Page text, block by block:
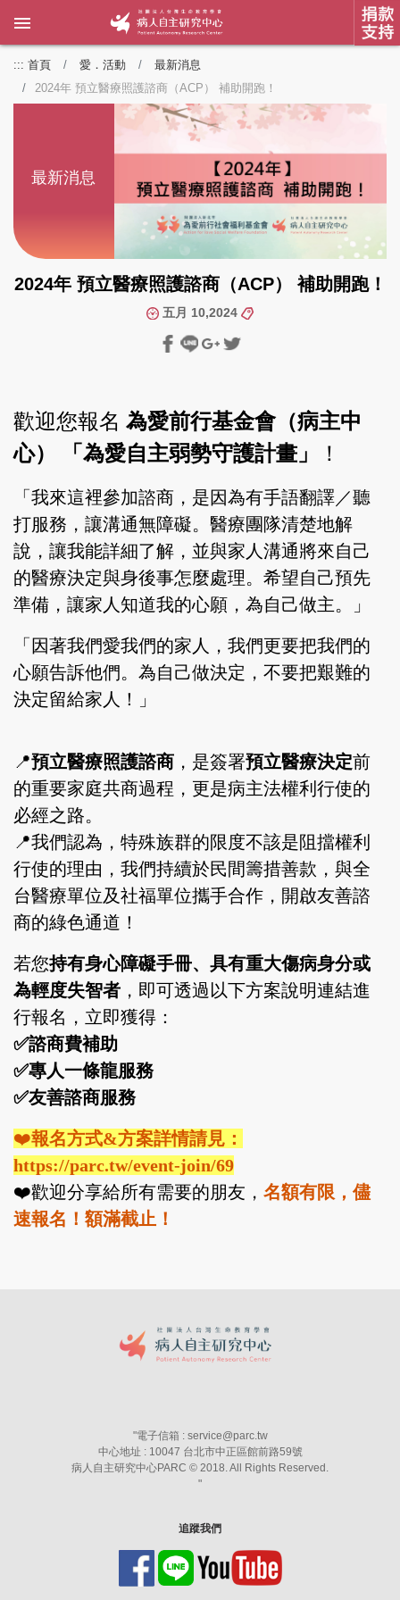
::: 首頁 愛．活動
最新消息
2024年 預立醫療照護諮商（ACP） 補助開跑！
最新消息
2024年 預立醫療照護諮商（ACP） 補助開跑！
五月 10,2024
歡迎您報名 為愛前行基金會（病主中
心） 「為愛自主弱勢守護計畫」
！
「我來這裡參加諮商，是因為有手語翻譯／聽
打服務，讓溝通無障礙。醫療團隊清楚地解
說，讓我能詳細了解，並與家人溝通將來自己
的醫療決定與身後事怎麼處理。希望自己預先
準備，讓家人知道我的心願，為自己做主。」
「因著我們愛我們的家人，我們更要把我們的
心願告訴他們。為自己做決定，不要把艱難的
決定留給家人！」
📍預立醫療照護諮商 ，是簽署預立醫療決定前
的重要家庭共商過程，更是病主法權利行使的
必經之路。
📍我們認為，特殊族群的限度不該是阻擋權利
行使的理由，我們持續於民間籌措善款，與全
台醫療單位及社福單位攜手合作，開啟友善諮
商的綠色通道！
若您持有身心障礙手冊、具有重大傷病身分或
為輕度失智者 ，即可透過以下方案說明連結進
行報名，立即獲得：
✅諮商費補助
✅專人一條龍服務
✅友善諮商服務
❤️報名方式&方案詳情請見：
https://parc.tw/event-join/69
❤️歡迎分享給所有需要的朋友， 名額有限，儘
速報名！額滿截止！
"電子信箱 : service@parc.tw
中心地址 : 10047 台北市中正區館前路59號
病人自主研究中心PARC © 2018. All Rights Reserved.
"
追蹤我們